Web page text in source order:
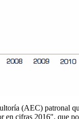
(AEC) patronal
cifras 2016", que